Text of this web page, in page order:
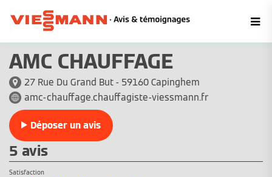
AMC CHAUFFAGE
27 Rue Du Grand But - 59160 Capinghem
amc-chauffage.chauffagiste-viessmann.fr
Déposer un avis
5 avis
Satisfaction